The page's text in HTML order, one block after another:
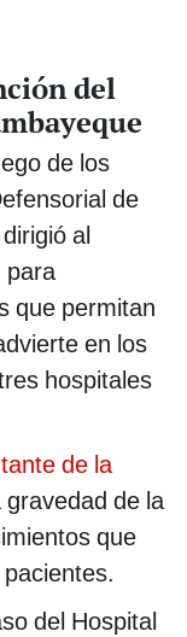
del
de los
de
al
para
que permitan
en los
hospitales
de la
gravedad de la
que
del Hospital